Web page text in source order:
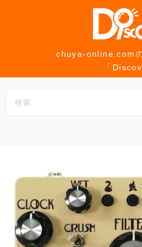
chuya-online.com
「